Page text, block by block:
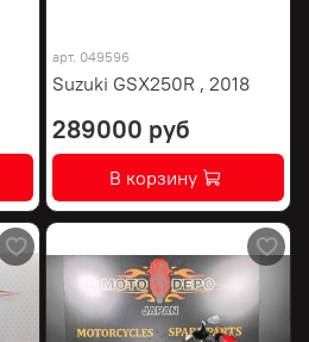
арт. 049596
Suzuki GSX250R , 2018
289000 руб
В корзину